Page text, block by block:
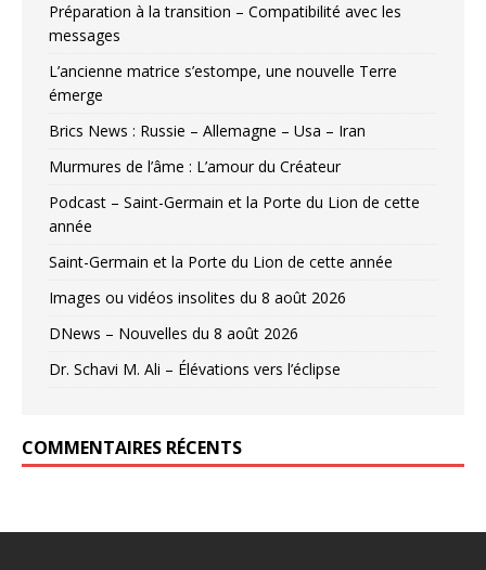
Préparation à la transition – Compatibilité avec les
messages
L’ancienne matrice s’estompe, une nouvelle Terre
émerge
Brics News : Russie – Allemagne – Usa – Iran
Murmures de l’âme : L’amour du Créateur
Podcast – Saint-Germain et la Porte du Lion de cette
année
Saint-Germain et la Porte du Lion de cette année
Images ou vidéos insolites du 8 août 2026
DNews – Nouvelles du 8 août 2026
Dr. Schavi M. Ali – Élévations vers l’éclipse
COMMENTAIRES RÉCENTS